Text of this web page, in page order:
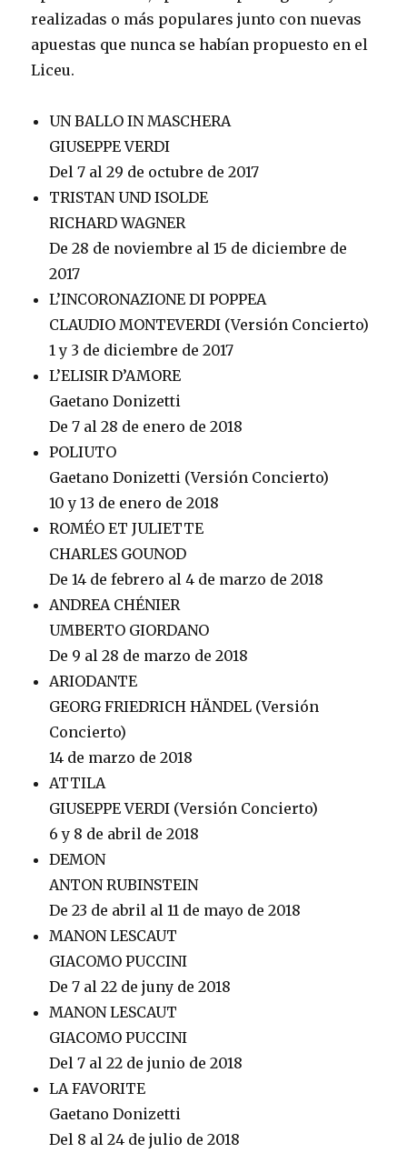
realizadas o más populares junto con nuevas
apuestas que nunca se habían propuesto en el
Liceu.
UN BALLO IN MASCHERA
GIUSEPPE VERDI
Del 7 al 29 de octubre de 2017
TRISTAN UND ISOLDE
RICHARD WAGNER
De 28 de noviembre al 15 de diciembre de
2017
L’INCORONAZIONE DI POPPEA
CLAUDIO MONTEVERDI (Versión Concierto)
1 y 3 de diciembre de 2017
L’ELISIR D’AMORE
Gaetano Donizetti
De 7 al 28 de enero de 2018
POLIUTO
Gaetano Donizetti (Versión Concierto)
10 y 13 de enero de 2018
ROMÉO ET JULIETTE
CHARLES GOUNOD
De 14 de febrero al 4 de marzo de 2018
ANDREA CHÉNIER
UMBERTO GIORDANO
De 9 al 28 de marzo de 2018
ARIODANTE
GEORG FRIEDRICH HÄNDEL (Versión
Concierto)
14 de marzo de 2018
ATTILA
GIUSEPPE VERDI (Versión Concierto)
6 y 8 de abril de 2018
DEMON
ANTON RUBINSTEIN
De 23 de abril al 11 de mayo de 2018
MANON LESCAUT
GIACOMO PUCCINI
De 7 al 22 de juny de 2018
MANON LESCAUT
GIACOMO PUCCINI
Del 7 al 22 de junio de 2018
LA FAVORITE
Gaetano Donizetti
Del 8 al 24 de julio de 2018